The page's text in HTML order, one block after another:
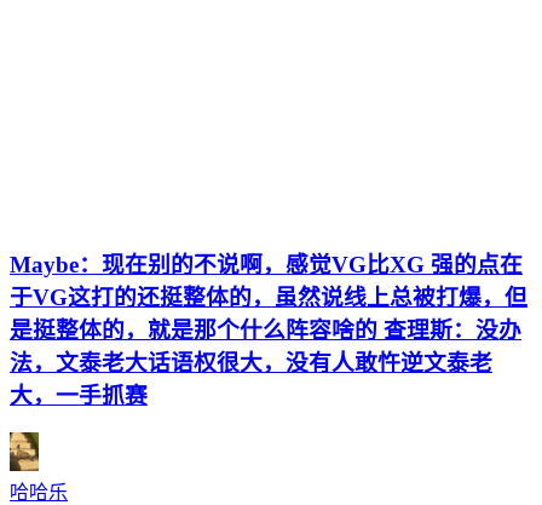
Maybe：现在别的不说啊，感觉VG比XG 强的点在
于VG这打的还挺整体的，虽然说线上总被打爆，但
是挺整体的，就是那个什么阵容啥的 查理斯：没办
法，文泰老大话语权很大，没有人敢忤逆文泰老
大，一手抓赛
哈哈乐